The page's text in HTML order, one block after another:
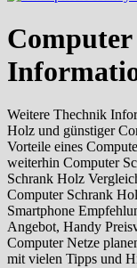
Weitere Thechnik
Holz und günstiger
Vorteile eines
weiterhin Computer
Schrank Holz
Computer Schrank
Smartphone
Angebot, Handy
Computer Netze
mit vielen Tipps und